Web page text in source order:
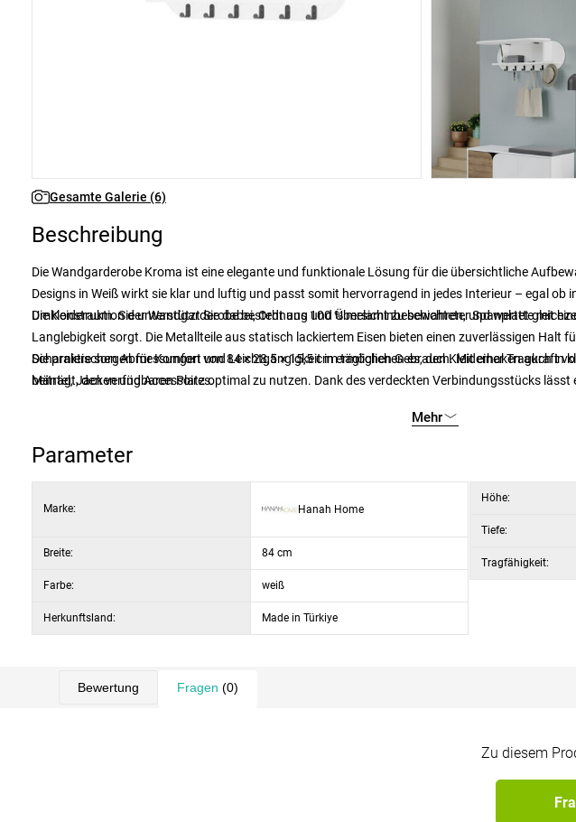
Gesamte Galerie (6)
Beschreibung
Die Wandgarderobe Kroma ist eine elegante und funktionale Lösung für die übersichtliche
Designs in Weiß wirkt sie klar und luftig und passt somit hervorragend in jedes Interieur – egal ob
Umkleideraum. Sie unterstützt Sie dabei, Ordnung und Übersicht zu bewahren, und wertet
Die Konstruktion der Wandgarderobe besteht aus 100 % melaminbeschichteter Spanplatte mit
Langlebigkeit sorgt. Die Metallteile aus statisch lackiertem Eisen bieten einen zuverlässigen Halt
Scharniere sorgen für Komfort und Leichtgängigkeit im täglichen Gebrauch. Mit einer Tragkraft
Mäntel, Jacken und Accessoires.
Die praktischen Abmessungen von 84 × 28,5 × 15,5 cm ermöglichen es, den Kleiderhaken auch in
beiträgt, den verfügbaren Platz optimal zu nutzen. Dank des verdeckten Verbindungsstücks lässt
Mehr
Parameter
Marke: Hanah Home
Breite: 84 cm
Farbe: weiß
Herkunftsland: Made in Türkiye
Höhe:
Tiefe:
Tragfähigkeit:
Bewertung Fragen (0)
Zu diesem